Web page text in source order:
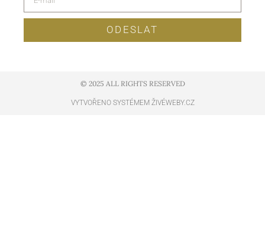
ODESLAT
© 2025 ALL RIGHTS RESERVED​
VYTVOŘENO SYSTÉMEM ŽIVÉWEBY.CZ